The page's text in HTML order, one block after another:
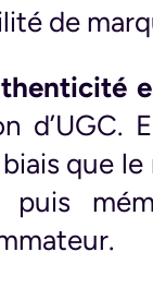
de
d’UGC.
que le
puis